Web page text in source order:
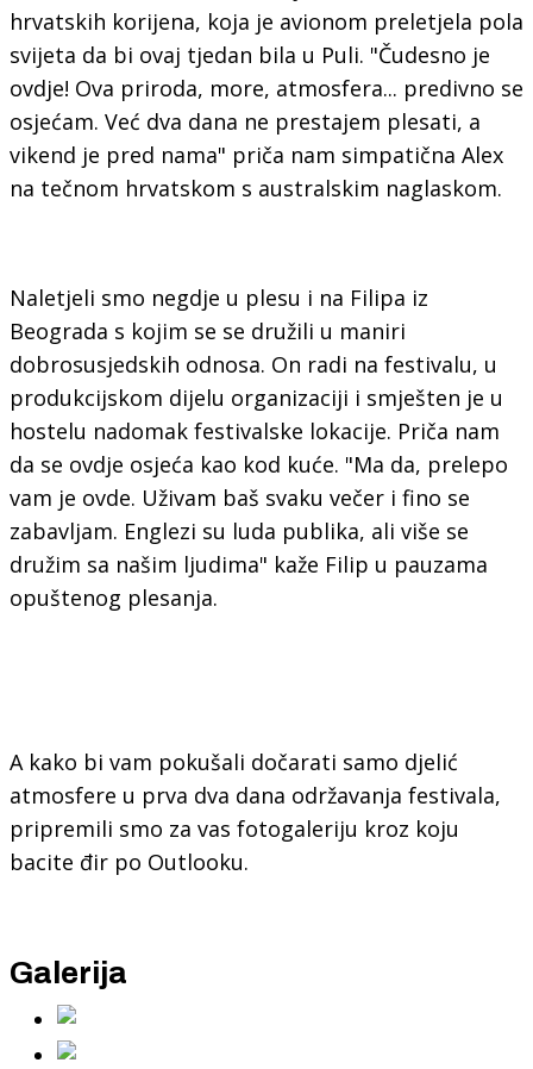
hrvatskih korijena, koja je avionom preletjela pola
svijeta da bi ovaj tjedan bila u Puli. "Čudesno je
ovdje! Ova priroda, more, atmosfera... predivno se
osjećam. Već dva dana ne prestajem plesati, a
vikend je pred nama" priča nam simpatična Alex
na tečnom hrvatskom s australskim naglaskom.
Naletjeli smo negdje u plesu i na Filipa iz
Beograda s kojim se se družili u maniri
dobrosusjedskih odnosa. On radi na festivalu, u
produkcijskom dijelu organizaciji i smješten je u
hostelu nadomak festivalske lokacije. Priča nam
da se ovdje osjeća kao kod kuće. "Ma da, prelepo
vam je ovde. Uživam baš svaku večer i fino se
zabavljam. Englezi su luda publika, ali više se
družim sa našim ljudima" kaže Filip u pauzama
opuštenog plesanja.
A kako bi vam pokušali dočarati samo djelić
atmosfere u prva dva dana održavanja festivala,
pripremili smo za vas fotogaleriju kroz koju
bacite đir po Outlooku.
Galerija